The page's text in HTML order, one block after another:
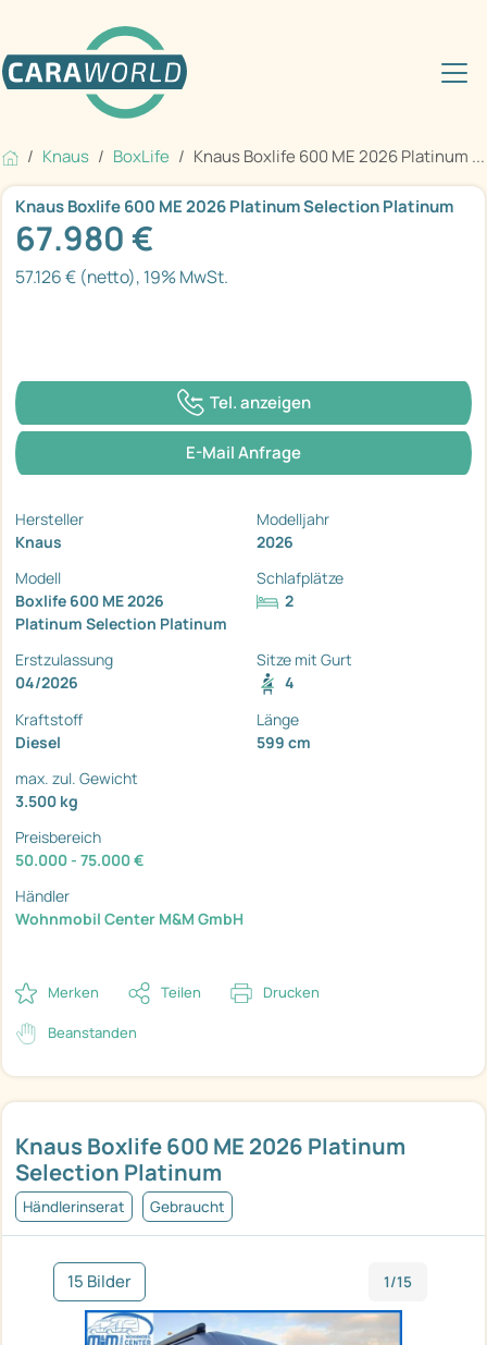
Knaus BoxLife Knaus Boxlife 600 ME 2026 Platinum ...
Knaus Boxlife 600 ME 2026 Platinum
Selection Platinum
Händlerinserat Gebraucht
15 Bilder 1/15
Knaus Boxlife 600 ME 2026 Platinum Selection Platinum
67.980 €
57.126 € (netto), 19% MwSt.
Tel. anzeigen
E-Mail Anfrage
Hersteller
Knaus
Modelljahr
2026
Modell
Boxlife 600 ME 2026
Platinum Selection Platinum
Schlafplätze
2
Erstzulassung
04/2026
Sitze mit Gurt
4
Kraftstoff
Diesel
Länge
599 cm
max. zul. Gewicht
3.500 kg
Preisbereich
50.000 - 75.000 €
Händler
Wohnmobil Center M&M GmbH
Merken Teilen Drucken
Beanstanden